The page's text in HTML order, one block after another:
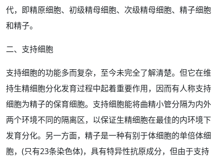
代，即精原细胞、初级精母细胞、次级精母细胞、精子细胞
和精子。
二、支持细胞
支持细胞的功能多而复杂，至今未完全了解清楚。但它在维
持生精细胞分化发育过程中起着重要作用，因而有人称支持
细胞为精子的保育细胞。支持细胞能将曲精小管分隔为内外
两个环境不同的隔离区，以保证生精细胞在最佳的内环境下
发育分化。另一方面，精子是一种有别于体细胞的单倍体细
胞，(只有23条染色体)，具有特异性抗原成分，但由于支持